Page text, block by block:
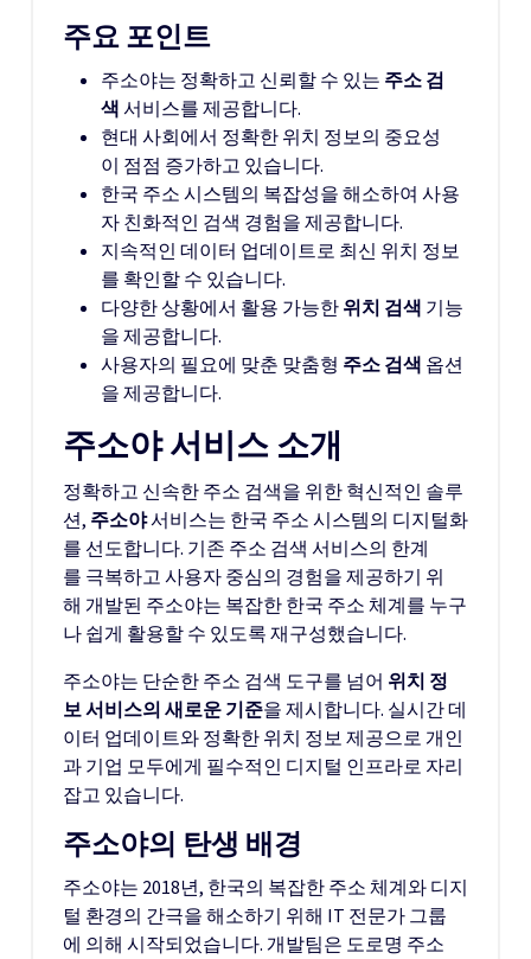
주요 포인트
주소야는 정확하고 신뢰할 수 있는 주소 검
색 서비스를 제공합니다.
현대 사회에서 정확한 위치 정보의 중요성
이 점점 증가하고 있습니다.
한국 주소 시스템의 복잡성을 해소하여 사용
자 친화적인 검색 경험을 제공합니다.
지속적인 데이터 업데이트로 최신 위치 정보
를 확인할 수 있습니다.
다양한 상황에서 활용 가능한 위치 검색 기능
을 제공합니다.
사용자의 필요에 맞춘 맞춤형 주소 검색 옵션
을 제공합니다.
주소야 서비스 소개
정확하고 신속한 주소 검색을 위한 혁신적인 솔루
션, 주소야서비스는 한국 주소 시스템의 디지털화
를 선도합니다. 기존 주소 검색 서비스의 한계
를 극복하고 사용자 중심의 경험을 제공하기 위
해 개발된 주소야는 복잡한 한국 주소 체계를 누구
나 쉽게 활용할 수 있도록 재구성했습니다.
주소야는 단순한 주소 검색 도구를 넘어 위치 정
보 서비스의 새로운 기준을 제시합니다. 실시간 데
이터 업데이트와 정확한 위치 정보 제공으로 개인
과 기업 모두에게 필수적인 디지털 인프라로 자리
잡고 있습니다.
주소야의 탄생 배경
주소야는 2018년, 한국의 복잡한 주소 체계와 디지
털 환경의 간극을 해소하기 위해 IT 전문가 그룹
에 의해 시작되었습니다. 개발팀은 도로명 주소